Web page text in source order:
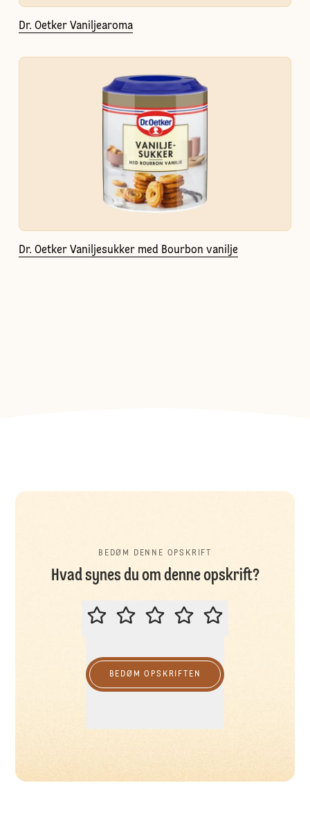
Dr. Oetker Vaniljearoma
Dr. Oetker Vaniljesukker med Bourbon vanilje
BEDØM DENNE OPSKRIFT
Hvad synes du om denne opskrift?
BEDØM DENNE OPSKRIFT
BEDØM OPSKRIFTEN